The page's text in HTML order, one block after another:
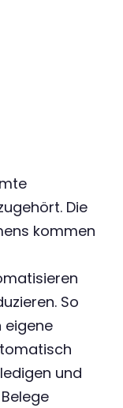
Die
kommen
So
eigene
und